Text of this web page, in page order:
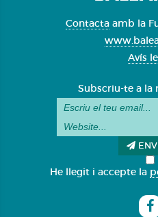
Contacta amb la
Avís
Subscriu-te a la
He llegit i accepte la